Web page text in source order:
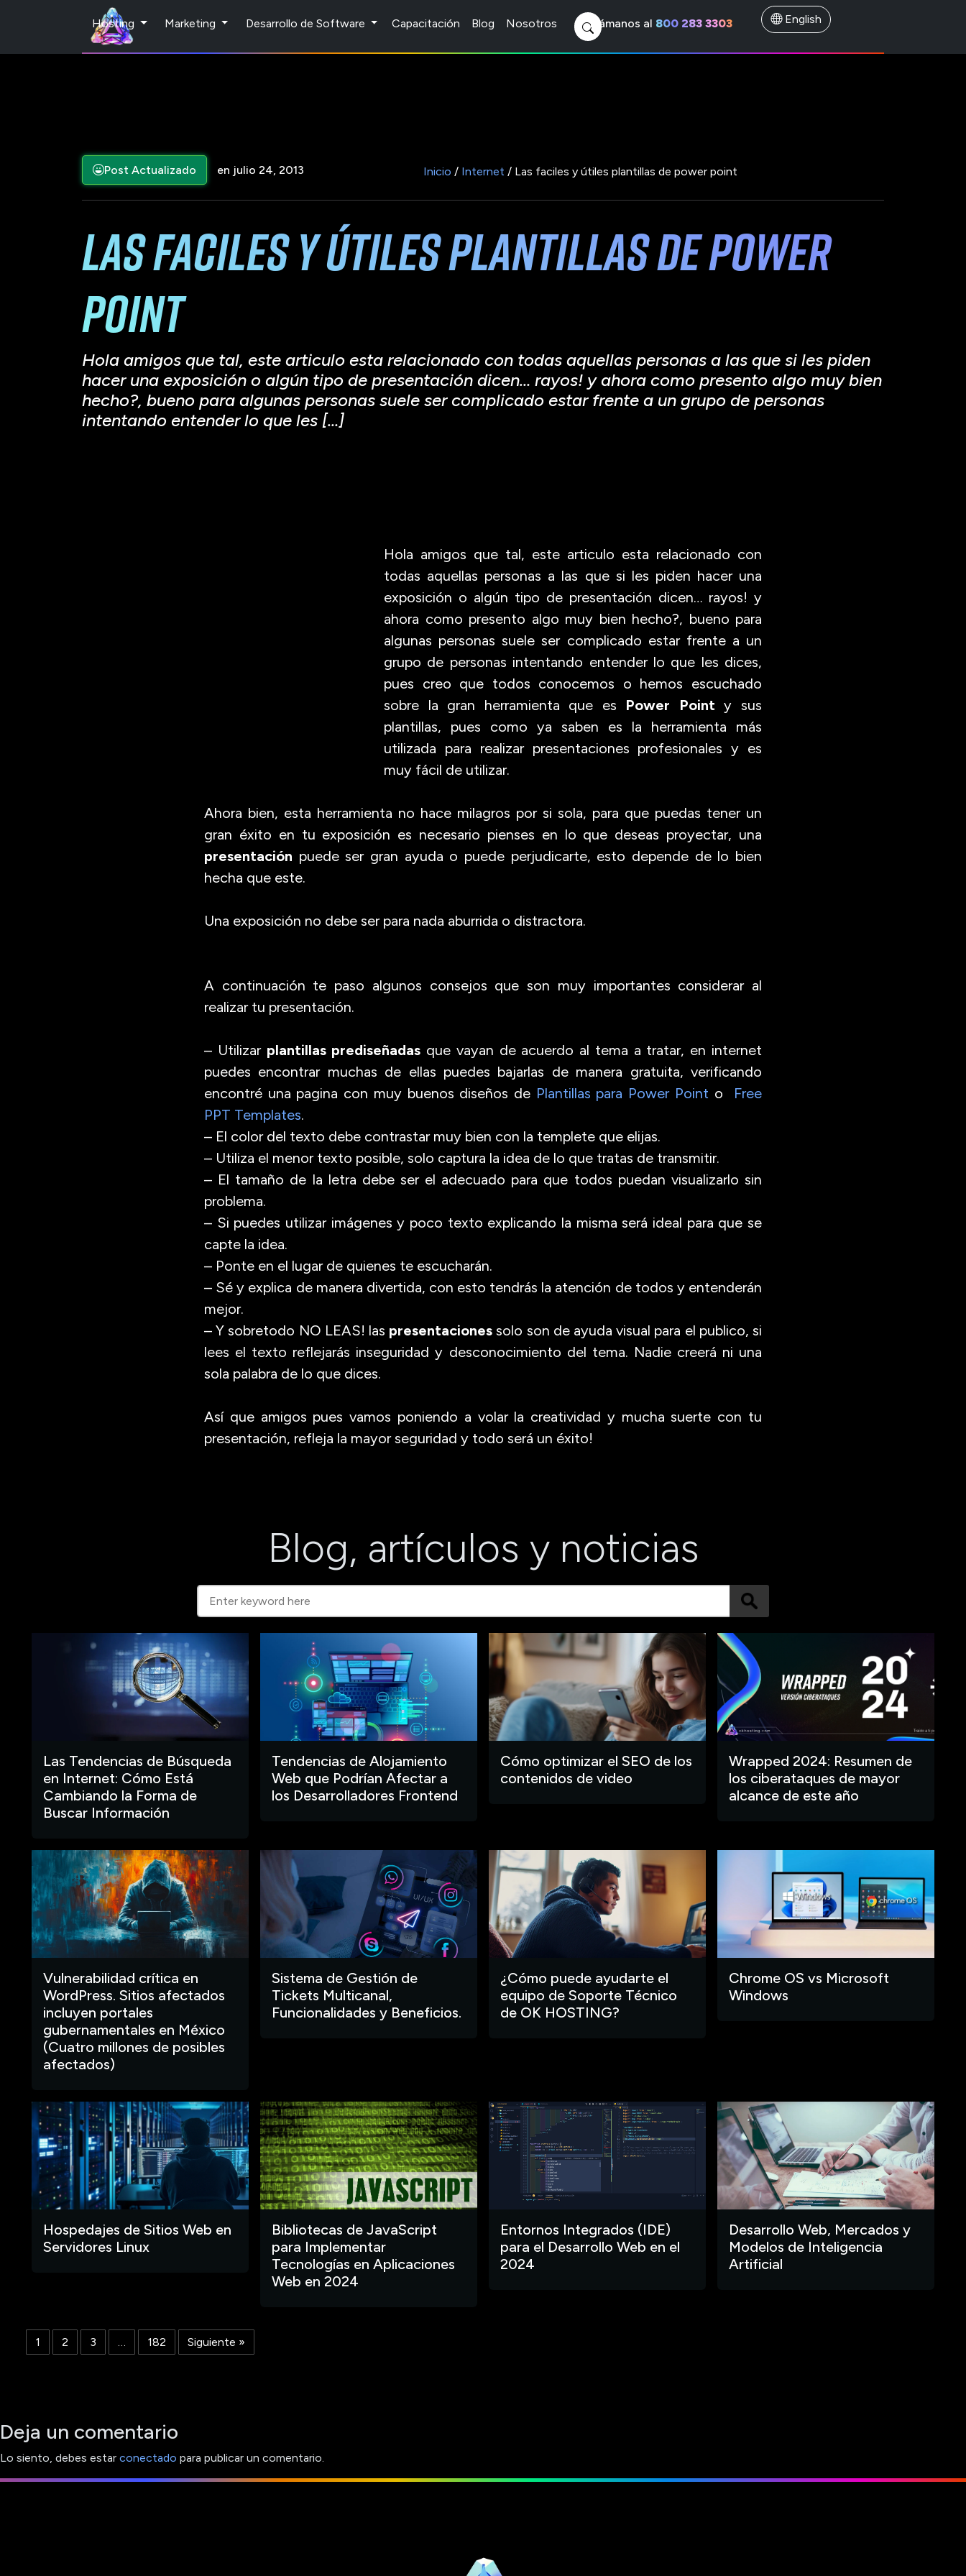
Hosting Marketing Desarrollo de Software Capacitación Blog Nosotros Llámanos al 800 283 3303 English
Post Actualizado en julio 24, 2013 Inicio / Internet / Las faciles y útiles plantillas de power point
Las faciles y útiles plantillas de power
point
Hola amigos que tal, este articulo esta relacionado con todas aquellas personas a las que si les piden
hacer una exposición o algún tipo de presentación dicen… rayos! y ahora como presento algo muy bien
hecho?, bueno para algunas personas suele ser complicado estar frente a un grupo de personas
intentando entender lo que les […]
Hola amigos que tal, este articulo esta relacionado con
todas aquellas personas a las que si les piden hacer una
exposición o algún tipo de presentación dicen… rayos! y
ahora como presento algo muy bien hecho?, bueno para
algunas personas suele ser complicado estar frente a un
grupo de personas intentando entender lo que les dices,
pues creo que todos conocemos o hemos escuchado
sobre la gran herramienta que es Power Pointy sus
plantillas, pues como ya saben es la herramienta más
utilizada para realizar presentaciones profesionales y es
muy fácil de utilizar.
Ahora bien, esta herramienta no hace milagros por si sola, para que puedas tener un
gran éxito en tu exposición es necesario pienses en lo que deseas proyectar, una
presentación puede ser gran ayuda o puede perjudicarte, esto depende de lo bien
hecha que este.
Una exposición no debe ser para nada aburrida o distractora.
A continuación te paso algunos consejos que son muy importantes considerar al
realizar tu presentación.
– Utilizar plantillas prediseñadas que vayan de acuerdo al tema a tratar, en internet
puedes encontrar muchas de ellas puedes bajarlas de manera gratuita, verificando
encontré una pagina con muy buenos diseños de Plantillas para Power Point o Free
PPT Templates.
– El color del texto debe contrastar muy bien con la templete que elijas.
– Utiliza el menor texto posible, solo captura la idea de lo que tratas de transmitir.
– El tamaño de la letra debe ser el adecuado para que todos puedan visualizarlo sin
problema.
– Si puedes utilizar imágenes y poco texto explicando la misma será ideal para que se
capte la idea.
– Ponte en el lugar de quienes te escucharán.
– Sé y explica de manera divertida, con esto tendrás la atención de todos y entenderán
mejor.
– Y sobretodo NO LEAS! las presentaciones solo son de ayuda visual para el publico, si
lees el texto reflejarás inseguridad y desconocimiento del tema. Nadie creerá ni una
sola palabra de lo que dices.
Así que amigos pues vamos poniendo a volar la creatividad y mucha suerte con tu
presentación, refleja la mayor seguridad y todo será un éxito!
Blog, artículos y noticias
Las Tendencias de Búsqueda
en Internet: Cómo Está
Cambiando la Forma de
Buscar Información
Tendencias de Alojamiento
Web que Podrían Afectar a
los Desarrolladores Frontend
Cómo optimizar el SEO de los
contenidos de video
Wrapped 2024: Resumen de
los ciberataques de mayor
alcance de este año
Vulnerabilidad crítica en
WordPress. Sitios afectados
incluyen portales
gubernamentales en México
(Cuatro millones de posibles
afectados)
Sistema de Gestión de
Tickets Multicanal,
Funcionalidades y Beneficios.
¿Cómo puede ayudarte el
equipo de Soporte Técnico
de OK HOSTING?
Chrome OS vs Microsoft
Windows
Hospedajes de Sitios Web en
Servidores Linux
Bibliotecas de JavaScript
para Implementar
Tecnologías en Aplicaciones
Web en 2024
Entornos Integrados (IDE)
para el Desarrollo Web en el
2024
Desarrollo Web, Mercados y
Modelos de Inteligencia
Artificial
1 2 3 … 182 Siguiente »
Deja un comentario
Lo siento, debes estar conectado para publicar un comentario.